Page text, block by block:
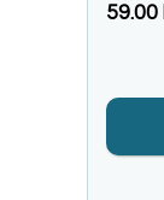
59.00